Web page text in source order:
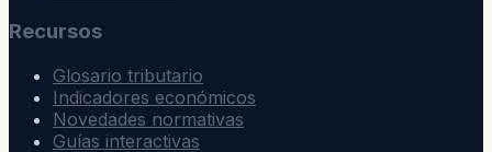
Recursos
Glosario tributario
Indicadores económicos
Novedades normativas
Guías interactivas